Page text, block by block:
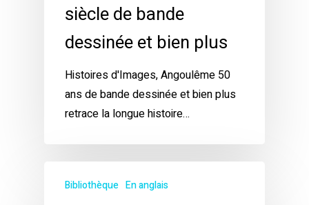
siècle de bande
dessinée et bien plus
Histoires d'Images, Angoulême 50
ans de bande dessinée et bien plus
retrace la longue histoire…
Bibliothèque En anglais